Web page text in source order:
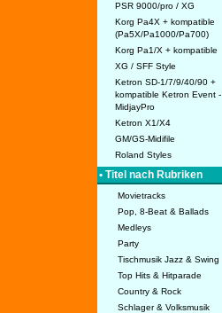
PSR 9000/pro / XG
Korg Pa4X + kompatible
(Pa5X/Pa1000/Pa700)
Korg Pa1/X + kompatible
XG / SFF Style
Ketron SD-1/7/9/40/90 +
kompatible Ketron Event -
MidjayPro
Ketron X1/X4
GM/GS-Midifile
Roland Styles
• Titel nach Rubriken
Movietracks
Pop, 8-Beat & Ballads
Medleys
Party
Tischmusik Jazz & Swing
Top Hits & Hitparade
Country & Rock
Schlager & Volksmusik